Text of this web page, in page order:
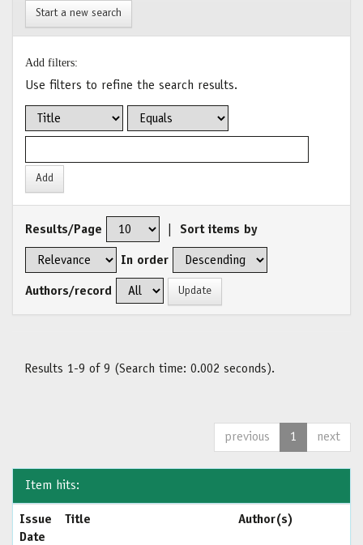
Start a new search
Add filters:
Use filters to refine the search results.
Results/Page Sort items by
In order
Authors/record
Results 1-9 of 9 (Search time: 0.002 seconds).
previous 1 next
Item hits:
Issue
Date
Title Author(s)